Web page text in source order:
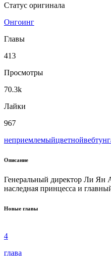
Статус оригинала
Онгоинг
Главы
413
Просмотры
70.3k
Лайки
967
неприемлемыйцветнойвeбтун
Описание
Генеральный директор Ли Ян
наследная принцесса и
Новые главы
4
глава